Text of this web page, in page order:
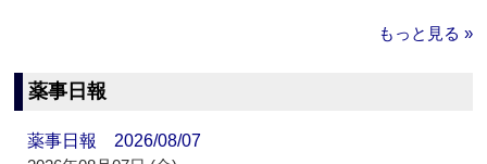
もっと見る »
薬事日報
薬事日報 2026/08/07